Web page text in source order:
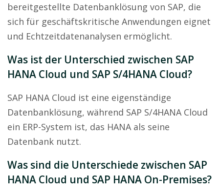
bereitgestellte Datenbanklösung von SAP, die
sich für geschäftskritische Anwendungen eignet
und Echtzeitdatenanalysen ermöglicht.
Was ist der Unterschied zwischen SAP
HANA Cloud und SAP S/4HANA Cloud?
SAP HANA Cloud ist eine eigenständige
Datenbanklösung, während SAP S/4HANA Cloud
ein ERP-System ist, das HANA als seine
Datenbank nutzt.
Was sind die Unterschiede zwischen SAP
HANA Cloud und SAP HANA On-Premises?